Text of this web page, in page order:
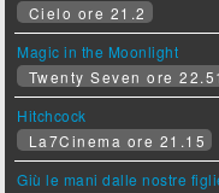
Cielo ore 21.2
Magic in the Moonlight
Twenty Seven ore 22.51
Hitchcock
La7Cinema ore 21.15
Giù le mani dalle nostre